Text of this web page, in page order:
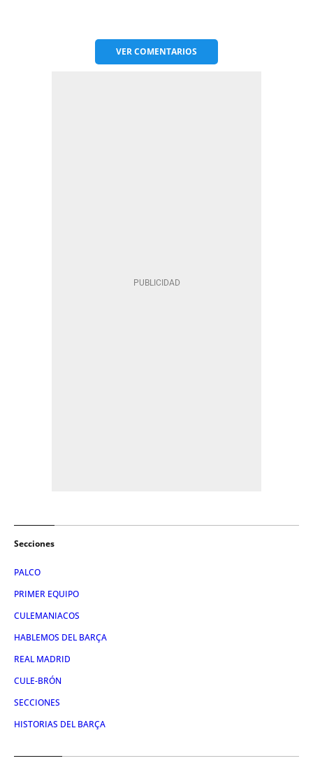
VERCOMENTARIOS
Secciones
PALCO
PRIMER EQUIPO
CULEMANIACOS
HABLEMOS DEL BARÇA
REAL MADRID
CULE-BRÓN
SECCIONES
HISTORIAS DEL BARÇA